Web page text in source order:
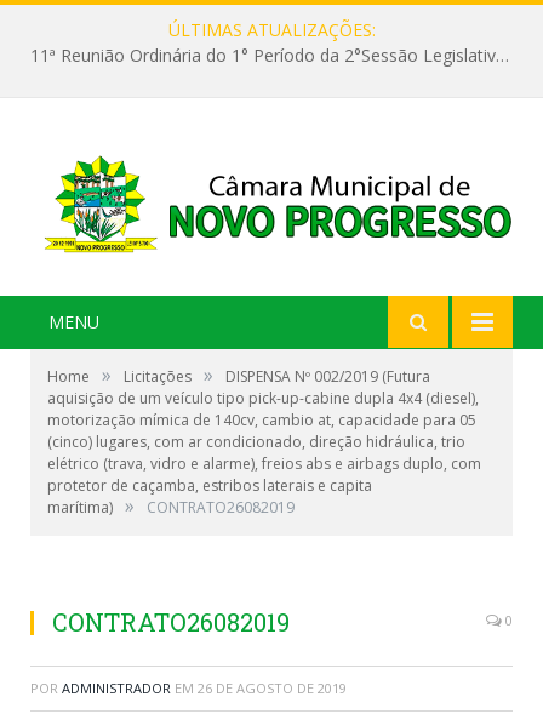
ÚLTIMAS ATUALIZAÇÕES:
11ª Reunião Ordinária do 1° Período da 2°Sessão Legislativa da 9ª Legislatura do Poder Legislativo
MENU
Home » Licitações »
DISPENSA Nº 002/2019 (Futura
aquisição de um veículo tipo pick-up-cabine dupla 4x4 (diesel),
motorização mímica de 140cv, cambio at, capacidade para 05
(cinco) lugares, com ar condicionado, direção hidráulica, trio
elétrico (trava, vidro e alarme), freios abs e airbags duplo, com
protetor de caçamba, estribos laterais e capita
marítima) » CONTRATO26082019
CONTRATO26082019 0
POR ADMINISTRADOR EM 26 DE AGOSTO DE 2019